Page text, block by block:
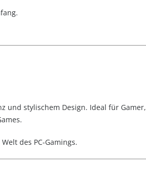
und stylischem Design. Ideal für Gamer,
des PC-Gamings.